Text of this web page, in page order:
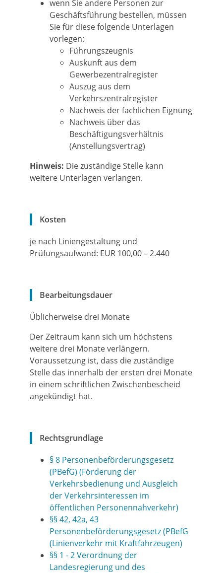
wenn Sie andere Personen zur
Geschäftsführung bestellen, müssen
Sie für diese folgende Unterlagen
vorlegen:
Führungszeugnis
Auskunft aus dem
Gewerbezentralregister
Auszug aus dem
Verkehrszentralregister
Nachweis der fachlichen Eignung
Nachweis über das
Beschäftigungsverhältnis
(Anstellungsvertrag)
Hinweis: Die zuständige Stelle kann
weitere Unterlagen verlangen.
Kosten
je nach Liniengestaltung und
Prüfungsaufwand: EUR 100,00 – 2.440
Bearbeitungsdauer
Üblicherweise drei Monate
Der Zeitraum kann sich um höchstens
weitere drei Monate verlängern.
Voraussetzung ist, dass die zuständige
Stelle das innerhalb der ersten drei Monate
in einem schriftlichen Zwischenbescheid
angekündigt hat.
Rechtsgrundlage
§ 8 Personenbeförderungsgesetz
(PBefG) (Förderung der
Verkehrsbedienung und Ausgleich
der Verkehrsinteressen im
öffentlichen Personennahverkehr)
§§ 42, 42a, 43
Personenbeförderungsgesetz (PBefG
(Linienverkehr mit Kraftfahrzeugen)
§§ 1 - 2 Verordnung der
Landesregierung und des